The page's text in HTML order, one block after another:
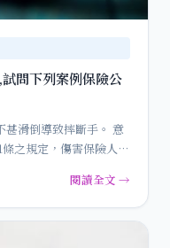
問下列案例保險公
甚滑倒導致摔斷手。 意
之規定，傷害保險人在
閱讀全文 →